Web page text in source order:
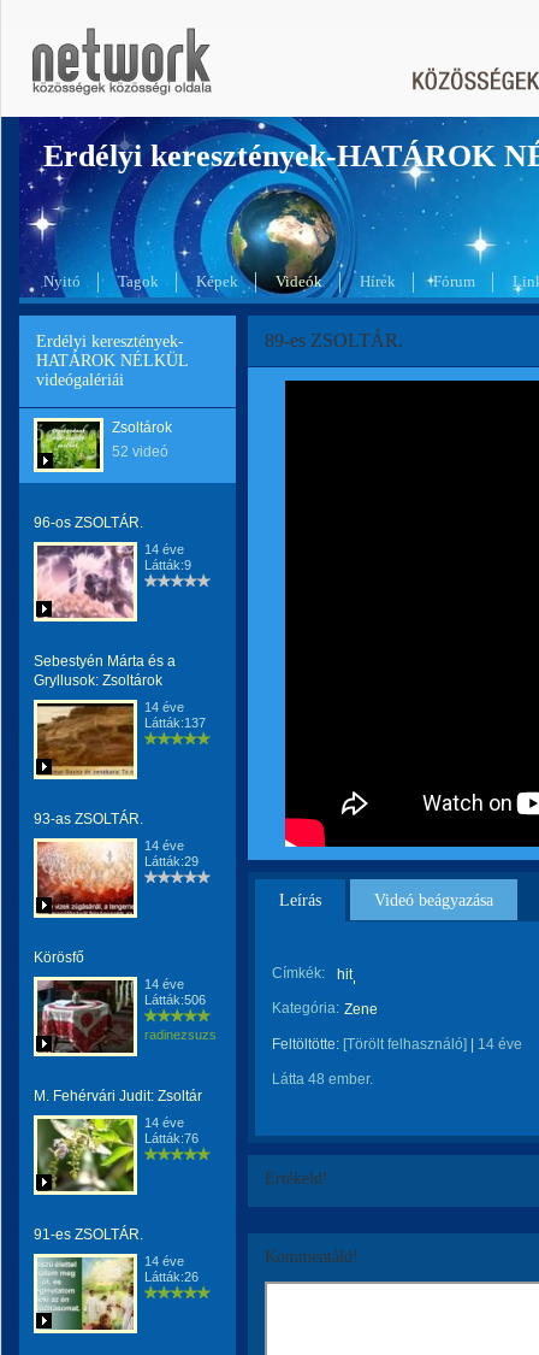
Erdélyi keresztények-HATÁROK
Nyitó Tagok Képek Videók Hírek Fórum
Erdélyi keresztények-
HATÁROK NÉLKÜL
videógalériái
Zsoltárok
52 videó
96-os ZSOLTÁR.
14 éve
Látták:9
Sebestyén Márta és a
Gryllusok: Zsoltárok
14 éve
Látták:137
93-as ZSOLTÁR.
14 éve
Látták:29
Körösfő
14 éve
Látták:506
radinezsuzsa
M. Fehérvári Judit: Zsoltár
14 éve
Látták:76
91-es ZSOLTÁR.
14 éve
Látták:26
89-es ZSOLTÁR.
Leírás Videó beágyazása
Címkék:
hit
Kategória: Zene
Feltöltötte: [Törölt felhasználó] 14 éve
Látta 48 ember.
Értékeld!
Kommentáld!